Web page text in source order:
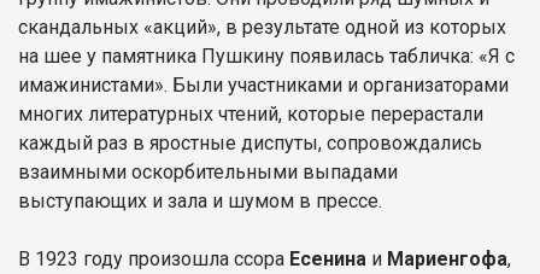
скандальных «акций», в результате одной из которых
на шее у памятника Пушкину появилась табличка: «Я с
имажинистами». Были участниками и организаторами
многих литературных чтений, которые перерастали
каждый раз в яростные диспуты, сопровождались
взаимными оскорбительными выпадами
выступающих и зала и шумом в прессе.
В 1923 году произошла ссора Есенина и Мариенгофа,